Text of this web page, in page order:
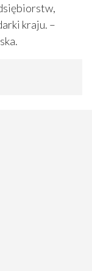
kraju. –